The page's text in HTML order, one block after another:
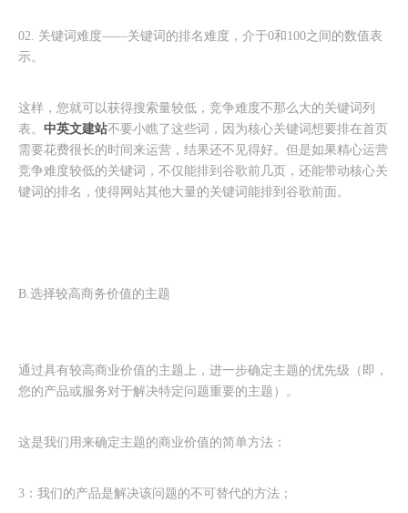
02. 关键词难度——关键词的排名难度，介于0和100之间的数值表
示。
这样，您就可以获得搜索量较低，竞争难度不那么大的关键词列
表。 中英文建站不要小瞧了这些词，因为核心关键词想要排在首页
需要花费很长的时间来运营，结果还不见得好。但是如果精心运营
竞争难度较低的关键词，不仅能排到谷歌前几页，还能带动核心关
键词的排名，使得网站其他大量的关键词能排到谷歌前面。
B.选择较高商务价值的主题
通过具有较高商业价值的主题上，进一步确定主题的优先级（即，
您的产品或服务对于解决特定问题重要的主题）。
这是我们用来确定主题的商业价值的简单方法：
3：我们的产品是解决该问题的不可替代的方法；